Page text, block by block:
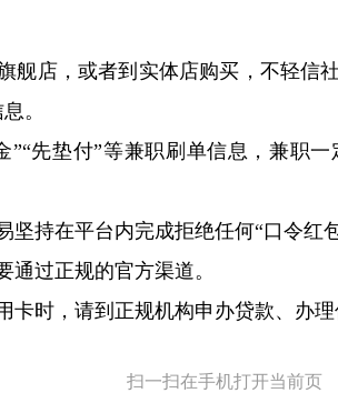
舰店，或者到实体店购买，不轻信
。
”“先垫付”等兼职刷单信息，兼职
坚持在平台内完成拒绝任何“口令红
通过正规的官方渠道。
卡时，请到正规机构申办贷款、办
扫一扫在手机打开当前页